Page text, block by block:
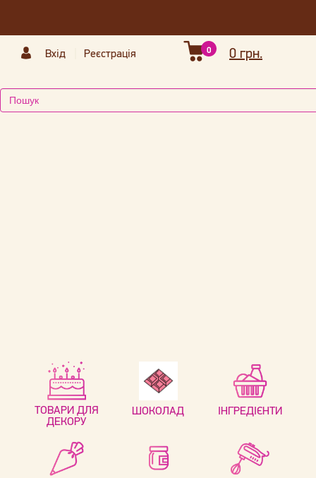
Вхід Реєстрація 0 грн.
0
ТОВАРИ ДЛЯ
ДЕКОРУ
ШОКОЛАД ІНГРЕДІЄНТИ